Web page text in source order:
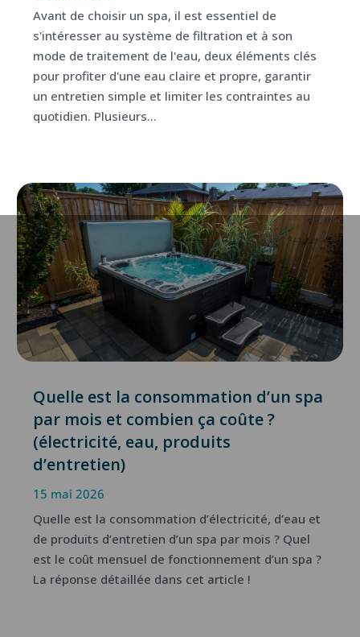
Avant de choisir un spa, il est essentiel de
s'intéresser au système de filtration et à son
mode de traitement de l'eau, deux éléments clés
pour profiter d'une eau claire et propre, garantir
un entretien simple et limiter les contraintes au
quotidien. Plusieurs...
Quelle est la consommation d’un spa
par mois et combien ça coûte ?
(électricité, eau, produits
d’entretien)
15 mai 2026
Quelle est la consommation d’électricité, d’eau et
de produits d’entretien d’un spa par mois ? Quel
est le coût mensuel de fonctionnement d’un spa ?
La réponse détaillée dans cet article !